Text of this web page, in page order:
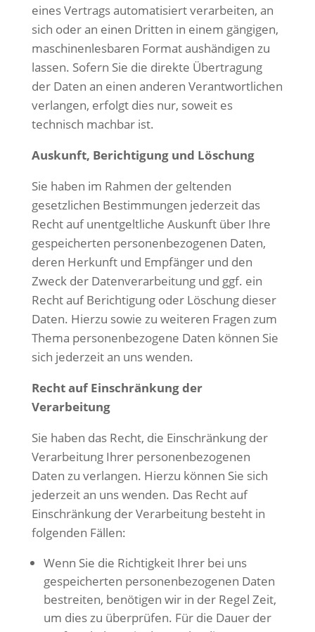
eines Vertrags automatisiert verarbeiten, an
sich oder an einen Dritten in einem gängigen,
maschinenlesbaren Format aushändigen zu
lassen. Sofern Sie die direkte Übertragung
der Daten an einen anderen Verantwortlichen
verlangen, erfolgt dies nur, soweit es
technisch machbar ist.
Auskunft, Berichtigung und Löschung
Sie haben im Rahmen der geltenden
gesetzlichen Bestimmungen jederzeit das
Recht auf unentgeltliche Auskunft über Ihre
gespeicherten personenbezogenen Daten,
deren Herkunft und Empfänger und den
Zweck der Datenverarbeitung und ggf. ein
Recht auf Berichtigung oder Löschung dieser
Daten. Hierzu sowie zu weiteren Fragen zum
Thema personenbezogene Daten können Sie
sich jederzeit an uns wenden.
Recht auf Einschränkung der
Verarbeitung
Sie haben das Recht, die Einschränkung der
Verarbeitung Ihrer personenbezogenen
Daten zu verlangen. Hierzu können Sie sich
jederzeit an uns wenden. Das Recht auf
Einschränkung der Verarbeitung besteht in
folgenden Fällen:
Wenn Sie die Richtigkeit Ihrer bei uns
gespeicherten personenbezogenen Daten
bestreiten, benötigen wir in der Regel Zeit,
um dies zu überprüfen. Für die Dauer der